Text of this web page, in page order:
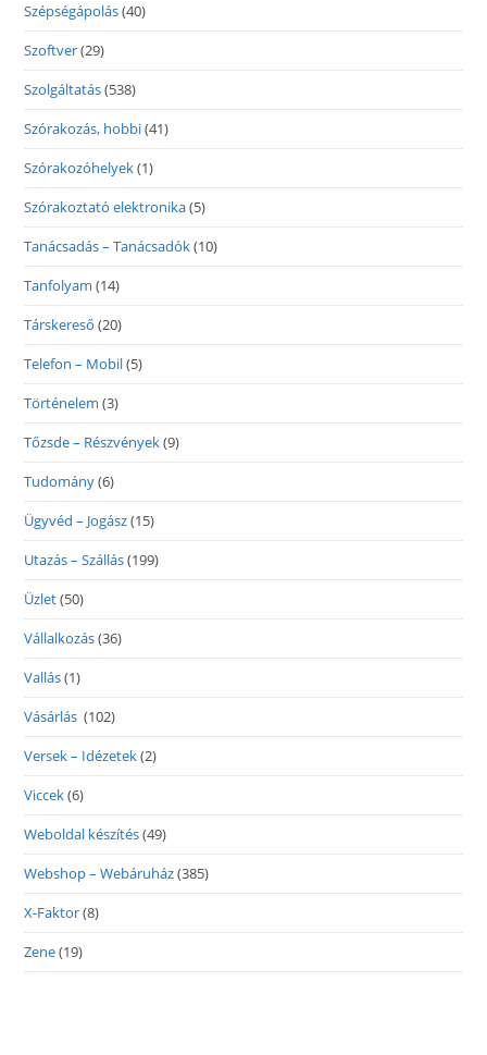
Szépségápolás(40)
Szoftver(29)
Szolgáltatás(538)
Szórakozás, hobbi(41)
Szórakozóhelyek(1)
Szórakoztató elektronika(5)
Tanácsadás – Tanácsadók(10)
Tanfolyam (14)
Társkereső (20)
Telefon – Mobil(5)
Történelem (3)
Tőzsde – Részvények(9)
Tudomány(6)
Ügyvéd – Jogász(15)
Utazás – Szállás(199)
Üzlet(50)
Vállalkozás(36)
Vallás(1)
Vásárlás (102)
Versek – Idézetek(2)
Viccek(6)
Weboldal készítés(49)
Webshop – Webáruház(385)
X-Faktor(8)
Zene(19)